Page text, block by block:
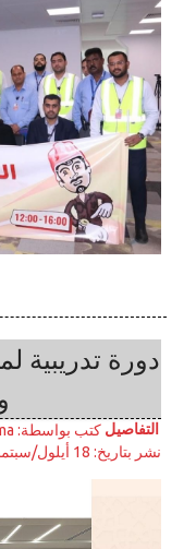
دورة تدريبية
التفاصيل كتب بواسطة:
نشر بتاريخ: 18 أيلول/سبتمبر 2023